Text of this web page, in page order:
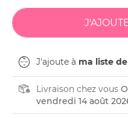
J'ajoute à ma liste
Livraison chez vous
vendredi 14 août